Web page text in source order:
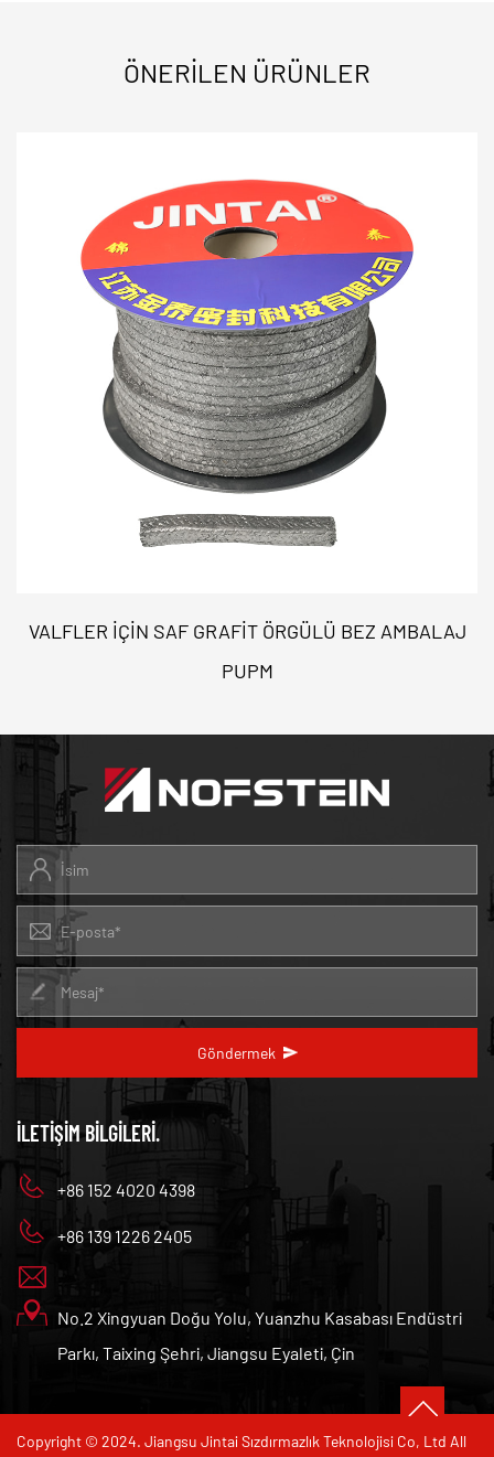
ÖNERILEN ÜRÜNLER
VALFLER İÇIN SAF GRAFIT ÖRGÜLÜ BEZ AMBALAJ
PUPM
Göndermek
İLETIŞIM BILGILERI.
+86 152 4020 4398
+86 139 1226 2405
No.2 Xingyuan Doğu Yolu, Yuanzhu Kasabası Endüstri
Parkı, Taixing Şehri, Jiangsu Eyaleti, Çin
Copyright © 2024. Jiangsu Jintai Sızdırmazlık Teknolojisi Co, Ltd All